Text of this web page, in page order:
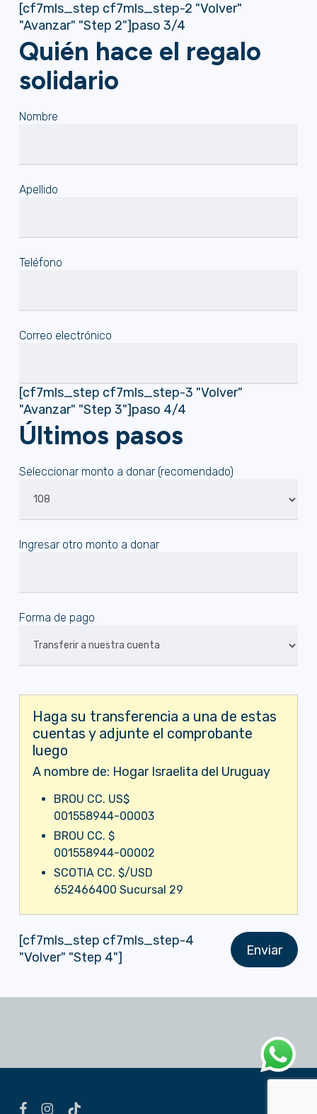
[cf7mls_step cf7mls_step-2 "Volver"
"Avanzar" "Step 2"]paso 3/4
Quién hace el regalo
solidario
Nombre
Apellido
Teléfono
Correo electrónico
[cf7mls_step cf7mls_step-3 "Volver"
"Avanzar" "Step 3"]paso 4/4
Últimos pasos
Seleccionar monto a donar (recomendado)
Ingresar otro monto a donar
Forma de pago
Haga su transferencia a una de estas
cuentas y adjunte el comprobante
luego
A nombre de: Hogar Israelita del Uruguay
BROU CC. US$
001558944-00003
BROU CC. $
001558944-00002
SCOTIA CC. $/USD
652466400 Sucursal 29
[cf7mls_step cf7mls_step-4
"Volver" "Step 4"]
facebookinstagram
tiktok